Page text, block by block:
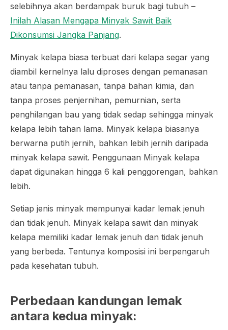
selebihnya akan berdampak buruk bagi tubuh –
Inilah Alasan Mengapa Minyak Sawit Baik
Dikonsumsi Jangka Panjang.
Minyak kelapa biasa terbuat dari kelapa segar yang
diambil kernelnya lalu diproses dengan pemanasan
atau tanpa pemanasan, tanpa bahan kimia, dan
tanpa proses penjernihan, pemurnian, serta
penghilangan bau yang tidak sedap sehingga minyak
kelapa lebih tahan lama. Minyak kelapa biasanya
berwarna putih jernih, bahkan lebih jernih daripada
minyak kelapa sawit. Penggunaan Minyak kelapa
dapat digunakan hingga 6 kali penggorengan, bahkan
lebih.
Setiap jenis minyak mempunyai kadar lemak jenuh
dan tidak jenuh. Minyak kelapa sawit dan minyak
kelapa memiliki kadar lemak jenuh dan tidak jenuh
yang berbeda. Tentunya komposisi ini berpengaruh
pada kesehatan tubuh.
Perbedaan kandungan lemak
antara kedua minyak: